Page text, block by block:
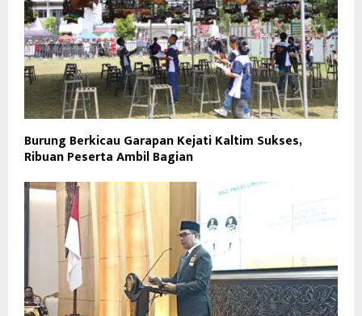
Burung Berkicau Garapan Kejati Kaltim Sukses,
Ribuan Peserta Ambil Bagian